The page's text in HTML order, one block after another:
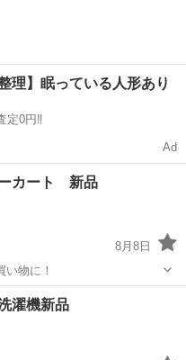
理】眠っている人形あり
定0円‼️
Ad
カート 新品
8月8日
買い物に！
濯機新品